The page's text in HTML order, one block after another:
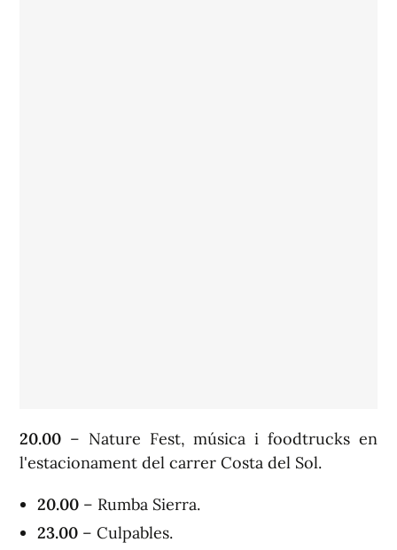
20.00 – Nature Fest, música i foodtrucks en
l'estacionament del carrer Costa del Sol.
20.00 – Rumba Sierra.
23.00 – Culpables.